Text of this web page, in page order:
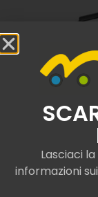
Lasciaci
informazioni